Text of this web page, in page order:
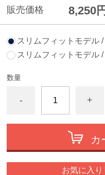
販売価格 8,250円
スリムフィットモデル
スリムフィットモデル
数量
- +
カ
お気に入